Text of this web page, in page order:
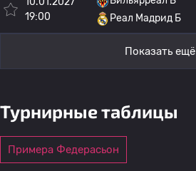
19:00
Реал Мадрид Б
Показать ещё
Турнирные таблицы
Примера Федерасьон